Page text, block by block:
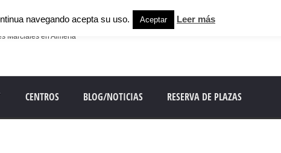
Marciales en Almería
CENTROS BLOG/NOTICIAS RESERVA DE PLAZAS
navegando acepta su uso. Aceptar Leer más